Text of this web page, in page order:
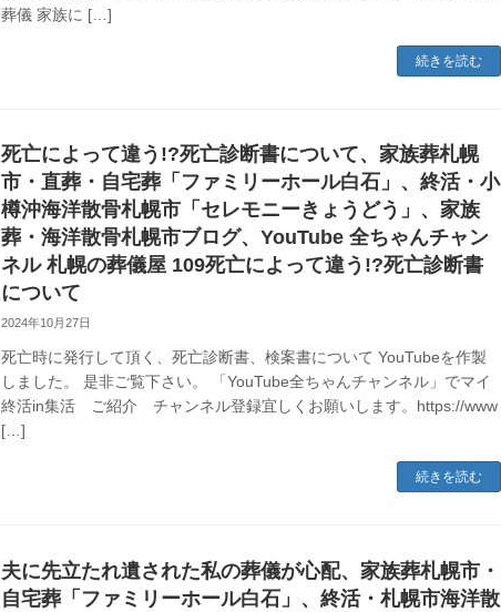
葬儀 家族に […]
続きを読む
死亡によって違う!?死亡診断書について、家族葬札幌
市・直葬・自宅葬「ファミリーホール白石」、終活・小
樽沖海洋散骨札幌市「セレモニーきょうどう」、家族
葬・海洋散骨札幌市ブログ、YouTube 全ちゃんチャン
ネル 札幌の葬儀屋 109死亡によって違う!?死亡診断書
について
2024年10月27日
死亡時に発行して頂く、死亡診断書、検案書について YouTubeを作製
しました。 是非ご覧下さい。 「YouTube全ちゃんチャンネル」でマイ
終活in集活 ご紹介 チャンネル登録宜しくお願いします。https://www
[…]
続きを読む
夫に先立たれ遺された私の葬儀が心配、家族葬札幌市・
自宅葬「ファミリーホール白石」、終活・札幌市海洋散